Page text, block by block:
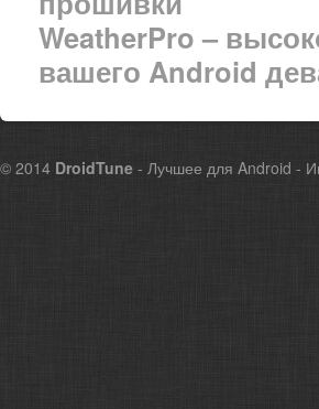
WeatherPro –
вашего Android
© 2014 DroidTune - Лучшее для Android -